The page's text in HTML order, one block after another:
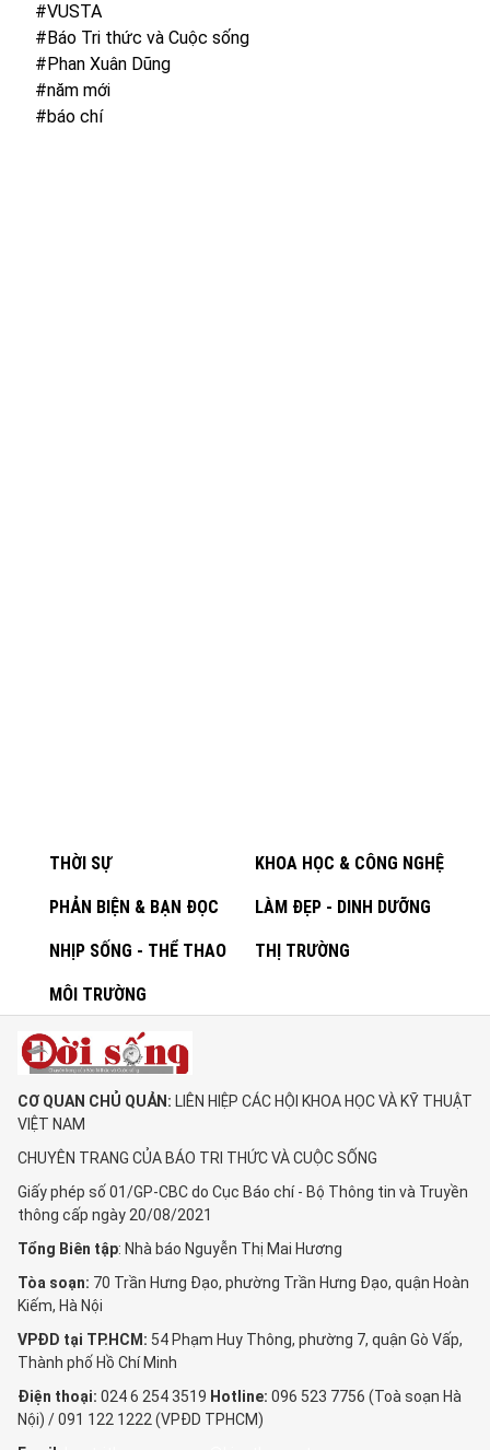
#VUSTA
#Báo Tri thức và Cuộc sống
#Phan Xuân Dũng
#năm mới
#báo chí
THỜI SỰ KHOA HỌC & CÔNG NGHỆ
PHẢN BIỆN & BẠN ĐỌC LÀM ĐẸP - DINH DƯỠNG
NHỊP SỐNG - THỂ THAO THỊ TRƯỜNG
MÔI TRƯỜNG
CƠ QUAN CHỦ QUẢN: LIÊN HIỆP CÁC HỘI KHOA HỌC VÀ KỸ THUẬT
VIỆT NAM
CHUYÊN TRANG CỦA BÁO TRI THỨC VÀ CUỘC SỐNG
Giấy phép số 01/GP-CBC do Cục Báo chí - Bộ Thông tin và Truyền
thông cấp ngày 20/08/2021
Tổng Biên tập: Nhà báo Nguyễn Thị Mai Hương
Tòa soạn: 70 Trần Hưng Đạo, phường Trần Hưng Đạo, quận Hoàn
Kiếm, Hà Nội
VPĐD tại TP.HCM: 54 Phạm Huy Thông, phường 7, quận Gò Vấp,
Thành phố Hồ Chí Minh
Điện thoại: 024 6 254 3519 Hotline: 096 523 7756 (Toà soạn Hà
Nội) / 091 122 1222 (VPĐD TPHCM)